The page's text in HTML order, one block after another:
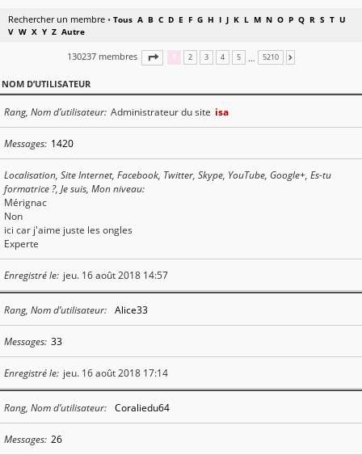
Rechercher un membre • Tous A B C D E F G H I J K L M N O P Q R S T U
V W X Y Z Autre
130237 membres PAGE SUR 5210
1 2 3 4 5 … 5210
NOM D’UTILISATEUR
Rang, Nom d’utilisateur Administrateur du site isa
Messages 1420
Localisation, Site Internet, Facebook, Twitter, Skype, YouTube, Google+, Es-tu
formatrice ?, Je suis, Mon niveau
Mérignac
Non
ici car j'aime juste les ongles
Experte
Enregistré le jeu. 16 août 2018 14:57
Rang, Nom d’utilisateur Alice33
Messages 33
Enregistré le jeu. 16 août 2018 17:14
Rang, Nom d’utilisateur Coraliedu64
Messages 26